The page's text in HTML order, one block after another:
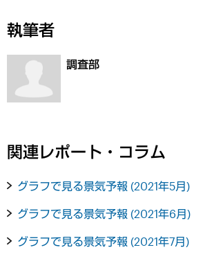
執筆者
調査部
関連レポート・コラム
グラフで見る景気予報 (2021年5月)
グラフで見る景気予報 (2021年6月)
グラフで見る景気予報 (2021年7月)